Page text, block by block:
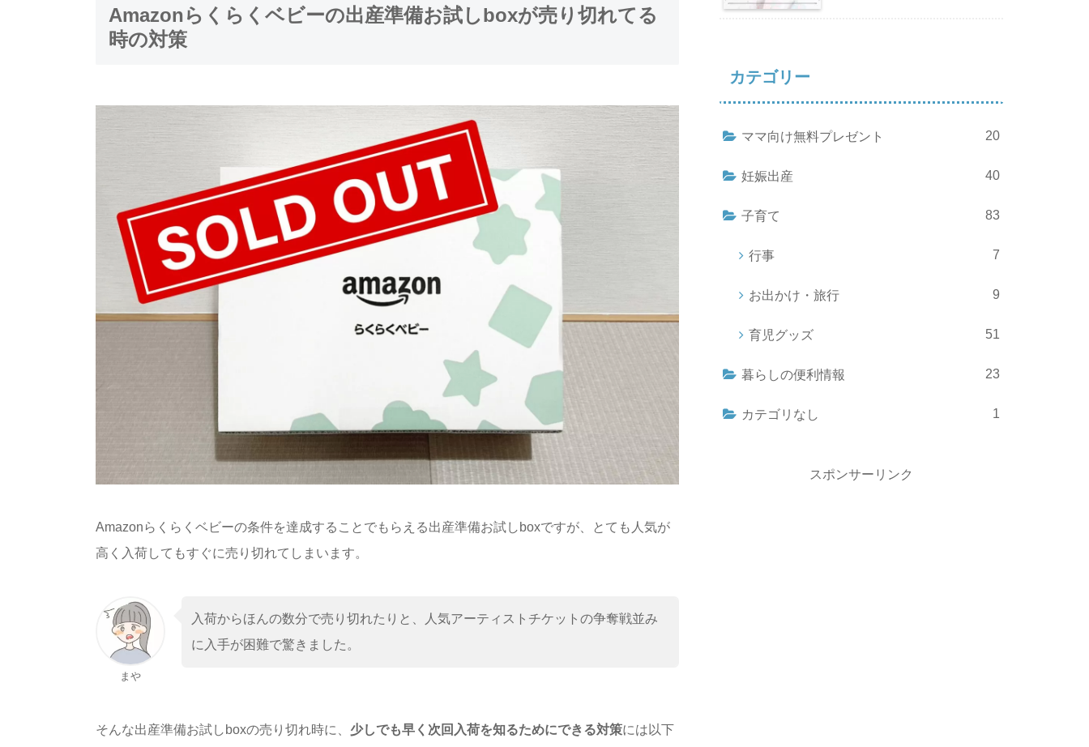
Amazonらくらくベビーの出産準備お試しboxが売り切れてる
時の対策
Amazonらくらくベビーの条件を達成することでもらえる出産準備お試しboxですが、とても人気が
高く入荷してもすぐに売り切れてしまいます。
まや
入荷からほんの数分で売り切れたりと、人気アーティストチケットの争奪戦並み
に入手が困難で驚きました。
そんな出産準備お試しboxの売り切れ時に、 少しでも早く次回入荷を知るためにできる対策には以下
カテゴリー
ママ向け無料プレゼント 20
妊娠出産 40
子育て 83
行事 7
お出かけ・旅行 9
育児グッズ 51
暮らしの便利情報 23
カテゴリなし 1
スポンサーリンク